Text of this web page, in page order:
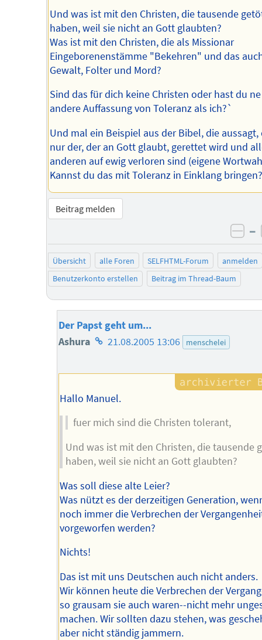
Und was ist mit den Christen, die tausende
haben, weil sie nicht an Gott glaubten?
Was ist mit den Christen, die als Missionar
Eingeborenenstämme "Bekehren" und das
Gewalt, Folter und Mord?
Sind das für dich keine Christen oder hast du ne
andere Auffassung von Toleranz als ich?`
Und mal ein Beispiel aus der Bibel, die aussagt,
nur der, der an Gott glaubt, gerettet wird und
anderen auf ewig verloren sind (eigene
Kannst du das mit Toleranz in Einklang bringen?
Beitrag melden
–
Übersicht alle Foren SELFHTML-Forum
anmelden
Benutzerkonto erstellen
Beitrag im Thread-Baum
Der Papst geht um...
Ashura Homepage
Autors
21.08.2005 13:06 menschelei
Hallo Manuel.
fuer mich sind die Christen tolerant,
Und was ist mit den Christen, die tausende
haben, weil sie nicht an Gott glaubten?
Was soll diese alte Leier?
Was nützt es der derzeitigen Generation,
noch immer die Verbrechen der
vorgeworfen werden?
Nichts!
Das ist mit uns Deutschen auch nicht anders.
Wir können heute die Verbrechen der
so grausam sie auch waren--nicht mehr
machen. Wir sollten dazu stehen, was
aber nicht ständig jammern.